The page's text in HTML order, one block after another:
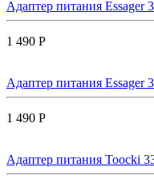
Адаптер питания
1 490 Р
Адаптер питания
1 490 Р
Адаптер питания Toocki